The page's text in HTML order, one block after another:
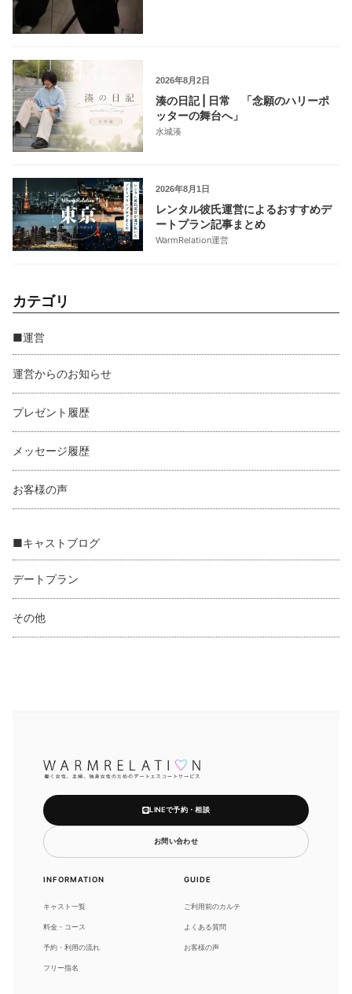
2026年8月2日
湊の日記 | 日常 「念願のハリーポ
ッターの舞台へ」
水城湊
2026年8月1日
レンタル彼氏運営によるおすすめデ
ートプラン記事まとめ
WarmRelation運営
カテゴリ
■運営
運営からのお知らせ
プレゼント履歴
メッセージ履歴
お客様の声
■キャストブログ
デートプラン
その他
LINEで予約・相談
お問い合わせ
INFORMATION
キャスト一覧
料金・コース
予約・利用の流れ
フリー指名
GUIDE
ご利用前のカルテ
よくある質問
お客様の声